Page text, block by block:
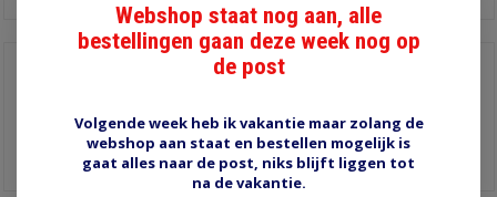
6.3 mm PRU1211
Informatie
Webshop staat nog aan, alle
bestellingen gaan deze week nog op
de post
Volgende week heb ik vakantie maar zolang de
webshop aan staat en bestellen mogelijk is
gaat alles naar de post, niks blijft liggen tot
na de vakantie.